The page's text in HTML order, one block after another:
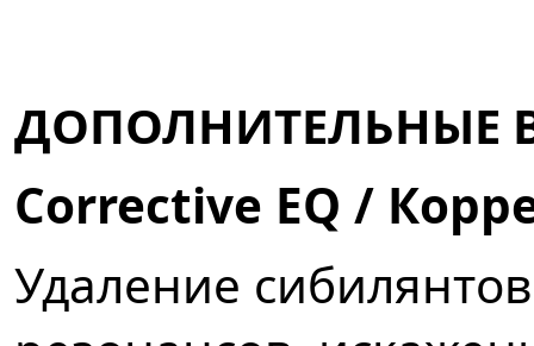
ДОПОЛНИТЕЛЬНЫЕ
Corrective EQ /
Удаление